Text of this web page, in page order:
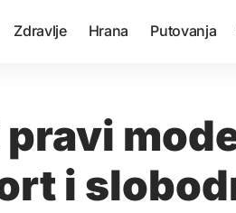
Zdravlje Hrana Putovanja
i